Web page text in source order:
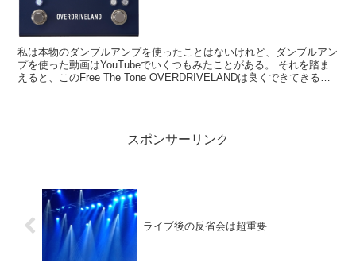
私は本物のダンブルアンプを使ったことはないけれど、ダンブルアン
プを使った動画はYouTubeでいくつもみたことがある。 それを踏ま
えると、このFree The Tone OVERDRIVELANDは良くできてきるな
スポンサーリンク
ライブ後の反省会は超重要